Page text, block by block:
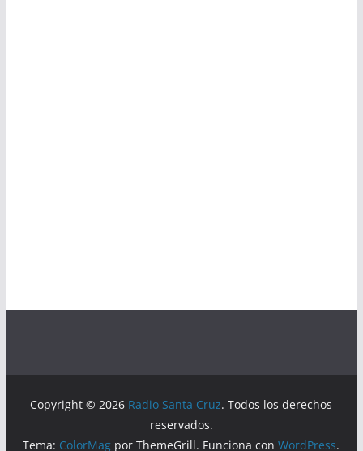
Copyright © 2026 Radio Santa Cruz. Todos los derechos
reservados.
Tema: ColorMag por ThemeGrill. Funciona conWordPress.